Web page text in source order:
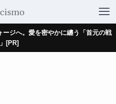
ージへ。愛を密やかに纏う「首元の戦
[PR]